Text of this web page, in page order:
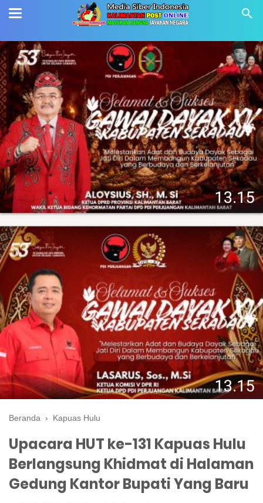
Beranda › Kapuas Hulu
Upacara HUT ke-131 Kapuas Hulu
Berlangsung Khidmat di Halaman
Gedung Kantor Bupati Yang Baru